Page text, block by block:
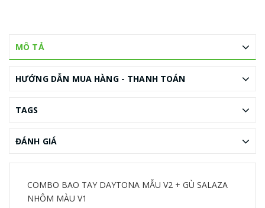
MÔ TẢ
HƯỚNG DẪN MUA HÀNG - THANH TOÁN
TAGS
ĐÁNH GIÁ
COMBO BAO TAY DAYTONA MẪU V2 + GÙ SALAZA
NHÔM MÀU V1